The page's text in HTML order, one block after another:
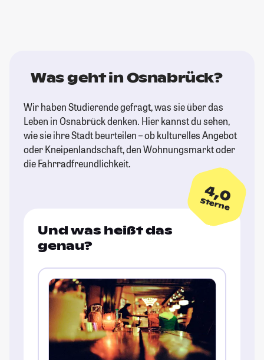
Was geht in Osnabrück?
Wir haben Studierende gefragt, was sie über das
Leben in Osnabrück denken. Hier kannst du sehen,
wie sie ihre Stadt beurteilen – ob kulturelles Angebot
oder Kneipenlandschaft, den Wohnungsmarkt oder
die Fahrradfreundlichkeit.
4,0
Sterne
Und was heißt das
genau?